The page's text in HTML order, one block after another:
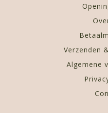
Verzenden
Algemene